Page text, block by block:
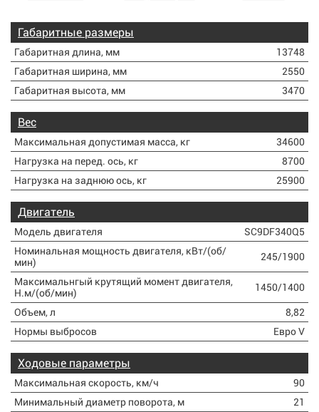
Габаритные размеры
Габаритная длина, мм
13748
Габаритная ширина, мм
2550
Габаритная высота, мм
3470
Вес
Максимальная допустимая масса, кг
34600
Нагрузка на перед. ось, кг
8700
Нагрузка на заднюю ось, кг
25900
Двигатель
Модель двигателя
SC9DF340Q5
Номинальная мощность двигателя, кВт/(об/
мин)
245/1900
Максимальнгый крутящий момент двигателя,
Н.м/(об/мин)
1450/1400
Объем, л
8,82
Нормы выбросов
Евро V
Ходовые параметры
Максимальная скорость, км/ч
90
Минимальный диаметр поворота, м
21